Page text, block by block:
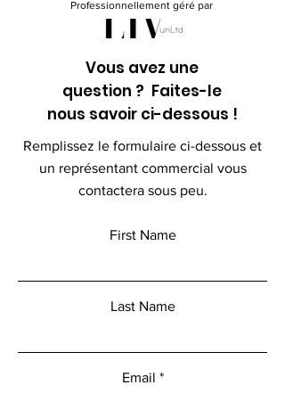
Professionnellement géré par
Vous avez une
question ? Faites-le
nous savoir ci-dessous !
Remplissez le formulaire ci-dessous et
un représentant commercial vous
contactera sous peu.
First Name
Last Name
Email